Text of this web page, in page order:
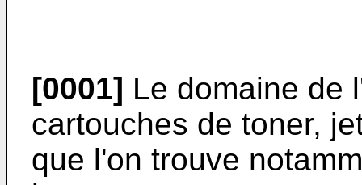
[0001] Le domaine de
cartouches de toner,
que l'on trouve